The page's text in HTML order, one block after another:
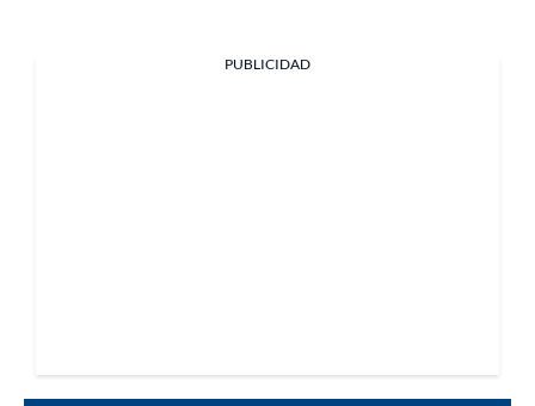
PUBLICIDAD